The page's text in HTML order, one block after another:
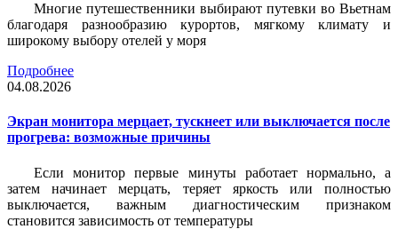
Многие путешественники выбирают путевки во Вьетнам
благодаря разнообразию курортов, мягкому климату и
широкому выбору отелей у моря
Подробнее
04.08.2026
Экран монитора мерцает, тускнеет или выключается после
прогрева: возможные причины
Если монитор первые минуты работает нормально, а
затем начинает мерцать, теряет яркость или полностью
выключается, важным диагностическим признаком
становится зависимость от температуры